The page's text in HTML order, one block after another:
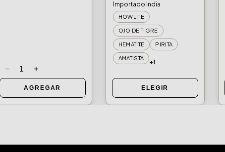
− 1 +
AGREGAR
Importado India
HOWLITE
OJO DE TIGRE
HEMATITE PIRITA
AMATISTA +1
ELEGIR